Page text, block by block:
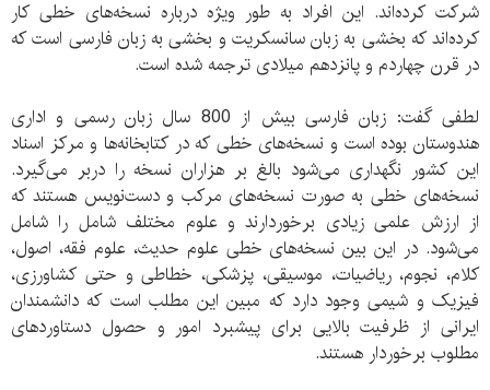
شرکت کرده‌اند. این افراد به طور ویژه درباره نسخه‌های خطی کار
کرده‌اند که بخشی به زبان سانسکریت و بخشی به زبان فارسی است که
در قرن چهاردم و پانزدهم میلادی ترجمه شده است.
لطفی گفت: زبان فارسی بیش از 800 سال زبان رسمی و اداری
هندوستان بوده است و نسخه‌های خطی که در کتابخانه‌ها و مرکز اسناد
این کشور نگهداری می‌شود بالغ بر هزاران نسخه را دربر می‌گیرد.
نسخه‌های خطی به صورت نسخه‌های مرکب و دست‌نویس هستند که
از ارزش علمی زیادی برخوردارند و علوم مختلف شامل را شامل
می‌شود. در این بین نسخه‌های خطی علوم حدیث، علوم فقه، اصول،
کلام، نجوم، ریاضیات، موسیقی، پزشکی، خطاطی و حتی کشاورزی،
فیزیک و شیمی وجود دارد که مبین این مطلب است که دانشمندان
ایرانی از ظرفیت بالایی برای پیشبرد امور و حصول دستاوردهای
مطلوب برخوردار هستند.